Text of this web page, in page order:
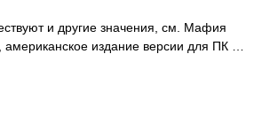
и другие значения, см. Мафия
издание версии для ПК …